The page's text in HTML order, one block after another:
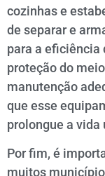
cozinhas e
de separar e
para a eficiência
proteção do
manutenção
que esse
prolongue a
Por fim, é
muitos